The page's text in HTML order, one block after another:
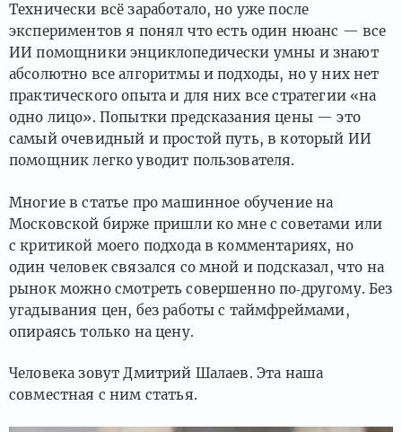
Технически всё заработало, но уже после
экспериментов я понял что есть один нюанс — все
ИИ помощники энциклопедически умны и знают
абсолютно все алгоритмы и подходы, но у них нет
практического опыта и для них все стратегии «на
одно лицо». Попытки предсказания цены — это
самый очевидный и простой путь, в который ИИ
помощник легко уводит пользователя.
Многие в статье про машинное обучение на
Московской бирже пришли ко мне с советами или
с критикой моего подхода в комментариях, но
один человек связался со мной и подсказал, что на
рынок можно смотреть совершенно по‑другому. Без
угадывания цен, без работы с таймфреймами,
опираясь только на цену.
Человека зовут Дмитрий Шалаев. Эта наша
совместная с ним статья.